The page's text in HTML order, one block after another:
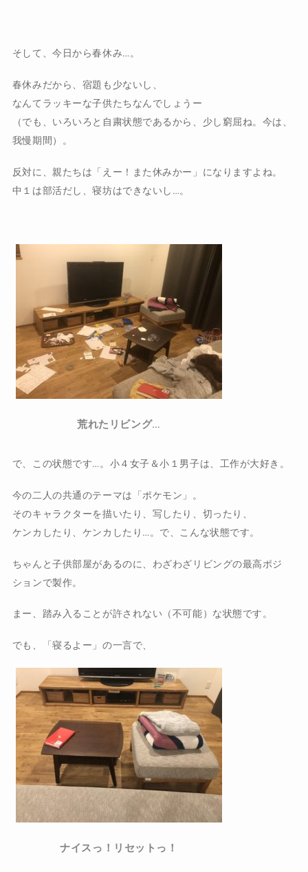
そして、今日から春休み…。
春休みだから、宿題も少ないし、
なんてラッキーな子供たちなんでしょうー
（でも、いろいろと自粛状態であるから、少し窮屈ね。今は、
我慢期間）。
反対に、親たちは「えー！また休みかー」になりますよね。
中１は部活だし、寝坊はできないし…。
荒れたリビング…
で、この状態です…。小４女子＆小１男子は、工作が大好き。
今の二人の共通のテーマは「ポケモン」。
そのキャラクターを描いたり、写したり、切ったり、
ケンカしたり、ケンカしたり…。で、こんな状態です。
ちゃんと子供部屋があるのに、わざわざリビングの最高ポジ
ションで製作。
まー、踏み入ることが許されない（不可能）な状態です。
でも、「寝るよー」の一言で、
ナイスっ！リセットっ！